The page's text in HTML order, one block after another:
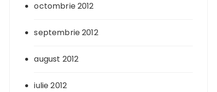
octombrie 2012
septembrie 2012
august 2012
iulie 2012